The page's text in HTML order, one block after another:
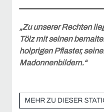
„Zu unserer Rechten
Tölz mit seinen
holprigen Pflaster,
Madonnenbildern.“
MEHR ZU DIESER